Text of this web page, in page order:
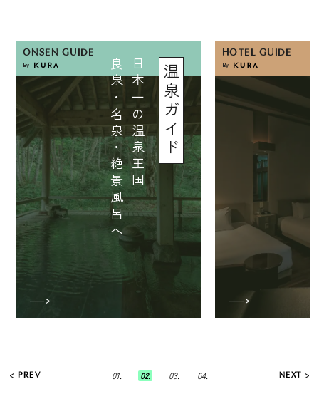
PREV NEXT
ONSEN GUIDE
By 日
本
一
の
温
泉
王
国
良
泉
・
名
泉
・
絶
景
風
呂
へ温泉ガイド
HOTEL GUIDE
By
01. 02. 03. 04.